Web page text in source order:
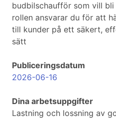
budbilschaufför som vill
rollen ansvarar du för att
till kunder på ett säkert,
sätt
Publiceringsdatum
2026-06-16
Dina arbetsuppgifter
Lastning och lossning av